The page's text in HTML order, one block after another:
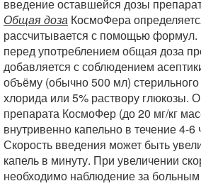
введение оставшейся дозы
Общая доза КосмоФера
рассчитывается с помощью
перед употреблением общая доза
добавляется с соблюдением
объёму (обычно 500 мл)
хлорида или 5% раствору глюкозы.
препарата КосмоФер (до 20 мг/кг
внутривенно капельно в течение 4-6
Скорость введения может быть
капель в минуту. При увеличении
необходимо наблюдение за больным